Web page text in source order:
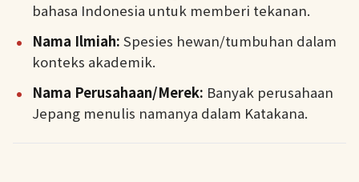
bahasa Indonesia untuk memberi tekanan.
Nama Ilmiah: Spesies hewan/tumbuhan dalam
konteks akademik.
Nama Perusahaan/Merek: Banyak perusahaan
Jepang menulis namanya dalam Katakana.